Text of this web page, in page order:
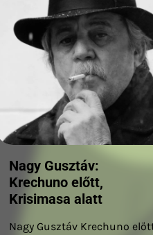
Nagy Gusztáv:
Krechuno előtt,
Krisimasa alatt
Nagy Gusztáv Krechuno